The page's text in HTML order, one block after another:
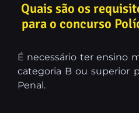
Quais são os
para o concurso
É necessário ter ensino
categoria B ou superior
Penal.